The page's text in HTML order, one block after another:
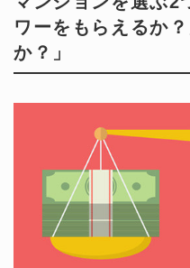
ワーをもらえるか
か？」